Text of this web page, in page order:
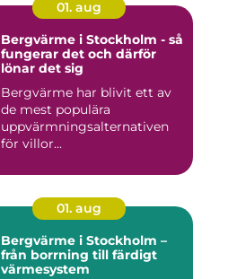
01. aug
Bergvärme i Stockholm - så
fungerar det och därför
lönar det sig
Bergvärme har blivit ett av
de mest populära
uppvärmningsalternativen
för villor...
01. aug
Bergvärme i Stockholm –
från borrning till färdigt
värmesystem